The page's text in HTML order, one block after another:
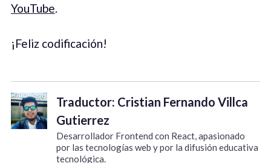
YouTube.
¡Feliz codificación!
Traductor: Cristian Fernando Villca
Gutierrez
Desarrollador Frontend con React, apasionado
por las tecnologías web y por la difusión educativa
tecnológica.